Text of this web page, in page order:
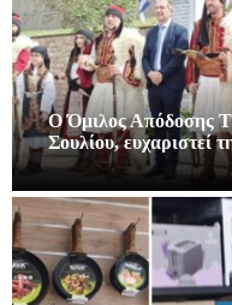
Ο Όμιλος Απόδοσης
Σουλίου, ευχαριστεί